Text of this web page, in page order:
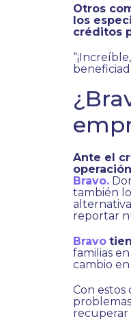
Otros
los
créditos
Ante el
Bravo.
también
reportar
Bravo
familias
cambio
Con estos
recuperar